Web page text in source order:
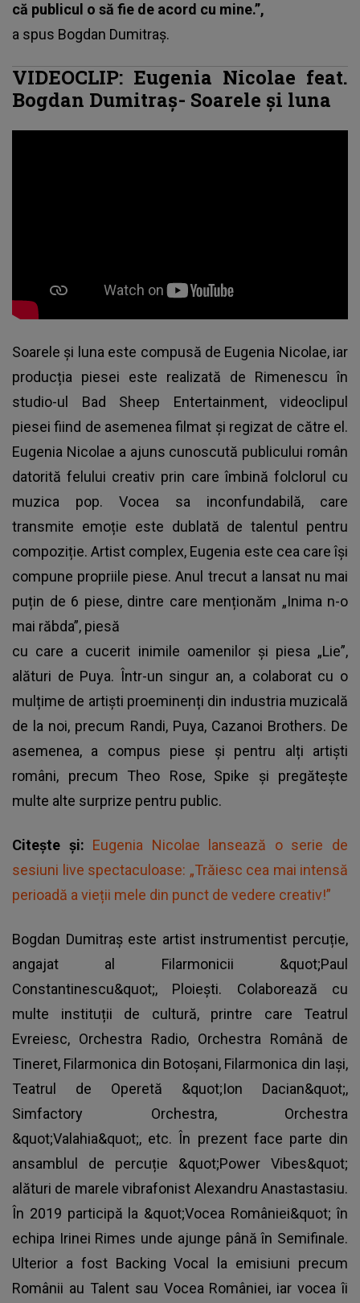
că publicul o să fie de acord cu mine.”,
a spus Bogdan Dumitraș.
VIDEOCLIP: Eugenia Nicolae feat.
Bogdan Dumitraș- Soarele și luna
Soarele și luna este compusă de Eugenia Nicolae, iar
producția piesei este realizată de Rimenescu în
studio-ul Bad Sheep Entertainment, videoclipul
piesei fiind de asemenea filmat și regizat de către el.
Eugenia Nicolae a ajuns cunoscută publicului român
datorită felului creativ prin care îmbină folclorul cu
muzica pop. Vocea sa inconfundabilă, care
transmite emoție este dublată de talentul pentru
compoziție. Artist complex, Eugenia este cea care își
compune propriile piese. Anul trecut a lansat nu mai
puțin de 6 piese, dintre care menționăm „Inima n-o
mai răbda”, piesă
cu care a cucerit inimile oamenilor și piesa „Lie”,
alături de Puya. Într-un singur an, a colaborat cu o
mulțime de artiști proeminenți din industria muzicală
de la noi, precum Randi, Puya, Cazanoi Brothers. De
asemenea, a compus piese și pentru alți artiști
români, precum Theo Rose, Spike și pregătește
multe alte surprize pentru public.
Citește și: Eugenia Nicolae lansează o serie de
sesiuni live spectaculoase: „Trăiesc cea mai intensă
perioadă a vieții mele din punct de vedere creativ!”
Bogdan Dumitraș este artist instrumentist percuție,
angajat al Filarmonicii &quot;Paul
Constantinescu&quot;, Ploiești. Colaborează cu
multe instituții de cultură, printre care Teatrul
Evreiesc, Orchestra Radio, Orchestra Română de
Tineret, Filarmonica din Botoșani, Filarmonica din Iași,
Teatrul de Operetă &quot;Ion Dacian&quot;,
Simfactory Orchestra, Orchestra
&quot;Valahia&quot;, etc. În prezent face parte din
ansamblul de percuție &quot;Power Vibes&quot;
alături de marele vibrafonist Alexandru Anastastasiu.
În 2019 participă la &quot;Vocea României&quot; în
echipa Irinei Rimes unde ajunge până în Semifinale.
Ulterior a fost Backing Vocal la emisiuni precum
Românii au Talent sau Vocea României, iar vocea îi